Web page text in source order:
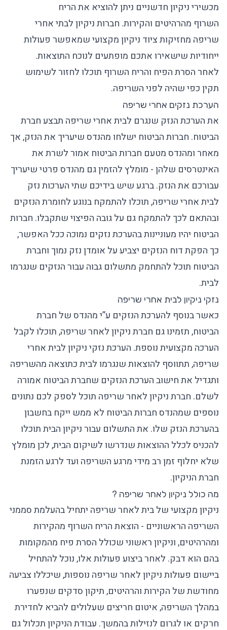
מכשירי ניקיון חדשניים ניתן להוציא את הריח
השרוף מהרהיטים והקירות. חברות ניקיון לבתי אחרי
שריפה מחזיקות ציוד ניקיון מקצועי שמאפשר פעולות
ייחודיות שישאירו אתכם מופתעים לנוכח התוצאות.
לאחר הסרת הפיח והריח השרוף תוכלו לחזור לשימוש
תקין כפי שהיה לפני השריפה.
הערכת נזקים אחרי שריפה
את הערכת הנזק שנגרם לבית אחרי שריפה תבצע חברת
הביטוח. חברות הביטוח ישלחו מהנדס שיעריך את הנזק, אך
מאחר ומהנדס מטעם חברות הביטוח אמור לשרת את
האינטרסים שלהן - מומלץ להזמין גם מהנדס פרטי שיעריך
עבורכם את הנזק. ברגע שיש בידיכם שתי הערכות נזק
לבית אחרי שריפה, תוכלו להתמקח בנוגע לחומרת הנזקים
ובהתאם לכך להתמקח גם על גובה הפיצוי שתקבלו. חברות
הביטוח יהיו מעוניינות בהערכת נזקים נמוכה ככל האפשר,
כך הפקת דוח הנזקים יצביע על אומדן נזק נמוך וחברת
הביטוח תוכל להתחמק מתשלום גבוה עבור הנזקים שנגרמו
לבית.
נזקי ניקיון לבית אחרי שריפה
כאשר בנוסף להערכת הנזקים ע”י מהנדס של חברת
הביטוח, תזמינו גם חברת ניקיון לאחר שריפה, תוכלו לקבל
הערכה מקצועית נוספת. הערכת נזקי ניקיון לבית אחרי
שריפה, תתווסף להוצאות שנגרמו לבית כתוצאה מהשריפה
ותגדיל את חישוב הערכת הנזקים שחברת הביטוח אמורה
לשלם. חברת ניקיון לאחר שריפה תוכל לספק לכם נתונים
נוספים שמהנדס חברות הביטוח לא ממש ייקח בחשבון
בהערכת הנזק שלו. את התשלום עבור ניקיון הבית תוכלו
להכניס לכלל ההוצאות שנדרשו לשיקום הבית, לכן מומלץ
שלא יחלוף זמן רב מידי מרגע השריפה ועד לרגע הזמנת
חברת הניקיון.
מה כולל ניקיון לאחר שריפה ?
ניקיון מקצועי של בית לאחר שריפה יתחיל בהעלמת סממני
השריפה הראשוניים - הוצאת הריח השרוף מהקירות
ומהרהיטים, וניקיון ראשוני שכולל הסרת פיח מהמקומות
בהם הוא דבק. לאחר ביצוע פעולות אלו, נוכל להתחיל
ביישום פעולות ניקיון לאחר שריפה נוספות, שיכללו צביעה
מחודשת של הקירות והרהיטים, תיקון סדקים שנפערו
במהלך השריפה, איטום חריצים שעלולים להביא לחדירת
חרקים או לגרום לנזילות בהמשך. עבודת הניקיון תכלול גם